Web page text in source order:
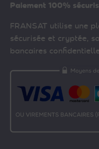
Paiement 100%
FRANSAT utilise une
sécurisée et cryptée,
bancaires